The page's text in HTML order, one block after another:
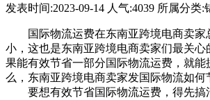
发表时间:2023-09-14 人气:4039 所属分类:
国际物流运费在东南亚跨境电商卖家
小，这也是东南亚跨境电商卖家们最关心
果能有效节省一部分国际物流运费，就能
么，东南亚跨境电商卖家发国际物流如何
要想有效节省国际物流运费，得先搞